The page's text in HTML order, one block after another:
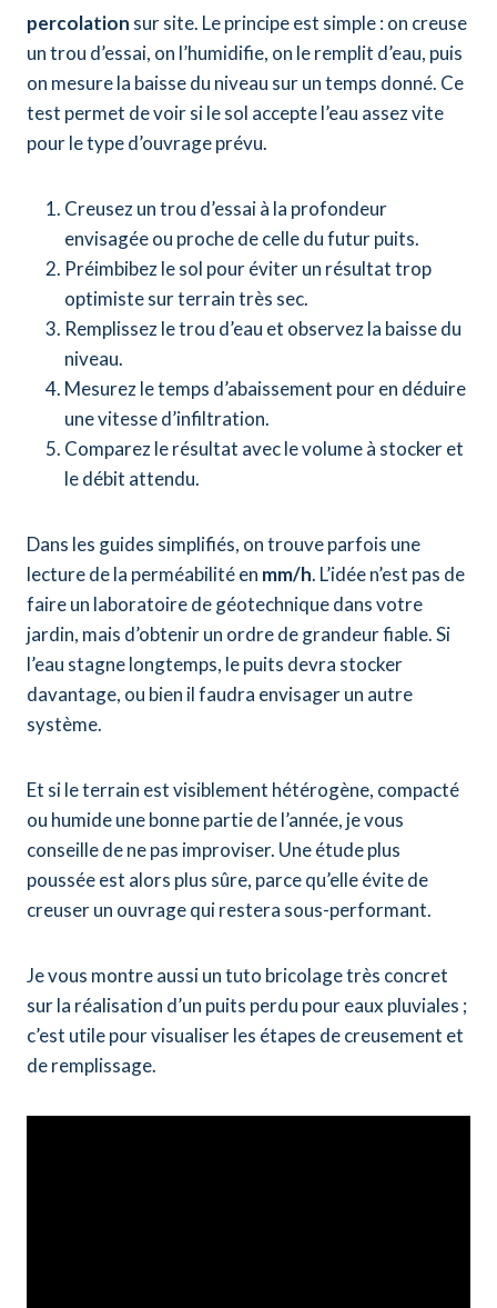
percolation sur site. Le principe est simple : on creuse
un trou d’essai, on l’humidifie, on le remplit d’eau, puis
on mesure la baisse du niveau sur un temps donné. Ce
test permet de voir si le sol accepte l’eau assez vite
pour le type d’ouvrage prévu.
Creusez un trou d’essai à la profondeur
envisagée ou proche de celle du futur puits.
Préimbibez le sol pour éviter un résultat trop
optimiste sur terrain très sec.
Remplissez le trou d’eau et observez la baisse du
niveau.
Mesurez le temps d’abaissement pour en déduire
une vitesse d’infiltration.
Comparez le résultat avec le volume à stocker et
le débit attendu.
Dans les guides simplifiés, on trouve parfois une
lecture de la perméabilité en mm/h. L’idée n’est pas de
faire un laboratoire de géotechnique dans votre
jardin, mais d’obtenir un ordre de grandeur fiable. Si
l’eau stagne longtemps, le puits devra stocker
davantage, ou bien il faudra envisager un autre
système.
Et si le terrain est visiblement hétérogène, compacté
ou humide une bonne partie de l’année, je vous
conseille de ne pas improviser. Une étude plus
poussée est alors plus sûre, parce qu’elle évite de
creuser un ouvrage qui restera sous-performant.
Je vous montre aussi un tuto bricolage très concret
sur la réalisation d’un puits perdu pour eaux pluviales ;
c’est utile pour visualiser les étapes de creusement et
de remplissage.